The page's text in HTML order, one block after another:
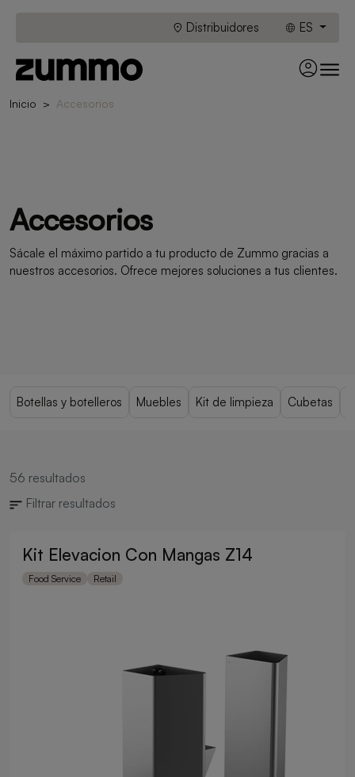
Distribuidores ES
Inicio Accesorios
Accesorios
Sácale el máximo partido a tu producto de Zummo gracias a
nuestros accesorios. Ofrece mejores soluciones a tus clientes.
Botellas y botelleros Muebles Kit de limpieza Cubetas
56 resultados
Filtrar resultados
Kit Elevacion Con Mangas Z14
Food Service Retail